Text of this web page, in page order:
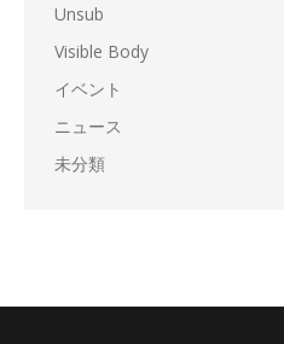
Unsub
Visible Body
イベント
ニュース
未分類